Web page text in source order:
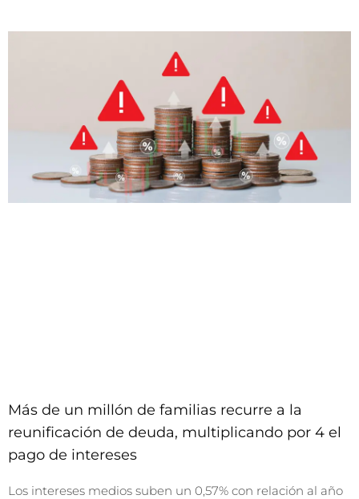
Más de un millón de familias recurre a la
reunificación de deuda, multiplicando por 4 el
pago de intereses
Los intereses medios suben un 0,57% con relación al año